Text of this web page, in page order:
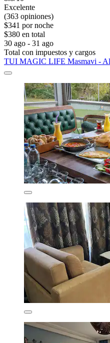
Excelente
(363 opiniones)
$341 por noche
$380 en total
30 ago - 31 ago
Total con impuestos y cargos
TUI MAGIC LIFE Masmavi -